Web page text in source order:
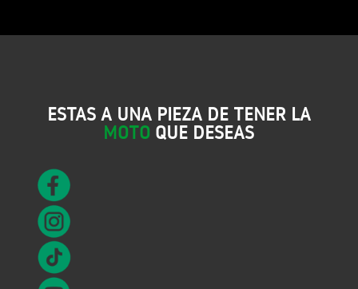
ESTAS A UNA PIEZA DE TENER LA
MOTO QUE DESEAS